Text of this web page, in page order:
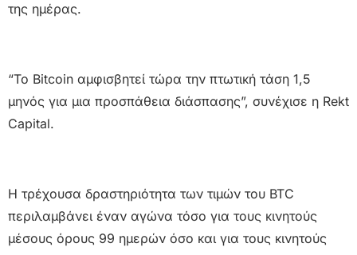
της ημέρας.
“Το Bitcoin αμφισβητεί τώρα την πτωτική τάση 1,5
μηνός για μια προσπάθεια διάσπασης”, συνέχισε η Rekt
Capital.
Η τρέχουσα δραστηριότητα των τιμών του BTC
περιλαμβάνει έναν αγώνα τόσο για τους κινητούς
μέσους όρους 99 ημερών όσο και για τους κινητούς